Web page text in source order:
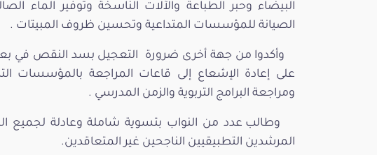
البيضاء وحبر الطباعة والآلات الناسخة وتوفير الماء
الصيانة للمؤسسات المتداعية وتحسين ظروف المبيتات .
وأكدوا من جهة أخرى ضرورة التعجيل بسد النقص في
على إعادة الإشعاع إلى قاعات المراجعة بالمؤسسات
ومراجعة البرامج التربوية والزمن المدرسي .
وطالب عدد من النواب بتسوية شاملة وعادلة لجميع
المرشدين التطبيقيين الناجحين غير المتعاقدين.